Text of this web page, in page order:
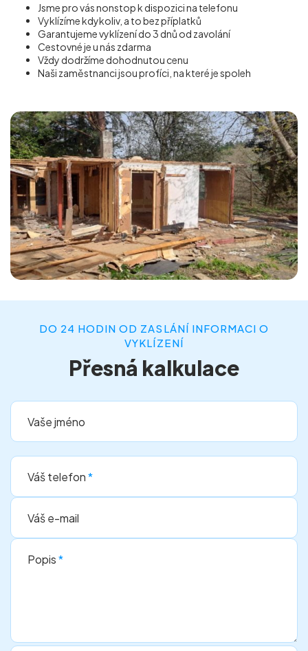
Jsme pro vás nonstop k dispozici na telefonu
Vyklízíme kdykoliv, a to bez příplatků
Garantujeme vyklízení do 3 dnů od zavolání
Cestovné je u nás zdarma
Vždy dodržíme dohodnutou cenu
Naši zaměstnanci jsou profíci, na které je spoleh
DO 24 HODIN OD ZASLÁNÍ INFORMACI O
VYKLÍZENÍ
Přesná kalkulace
Vaše jméno
Váš telefon*
Váš e-mail
Popis*